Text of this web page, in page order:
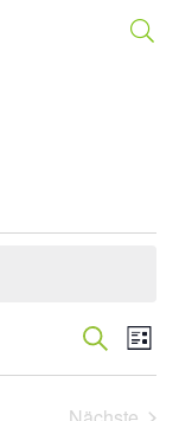
Suche
und
Suche
Liste